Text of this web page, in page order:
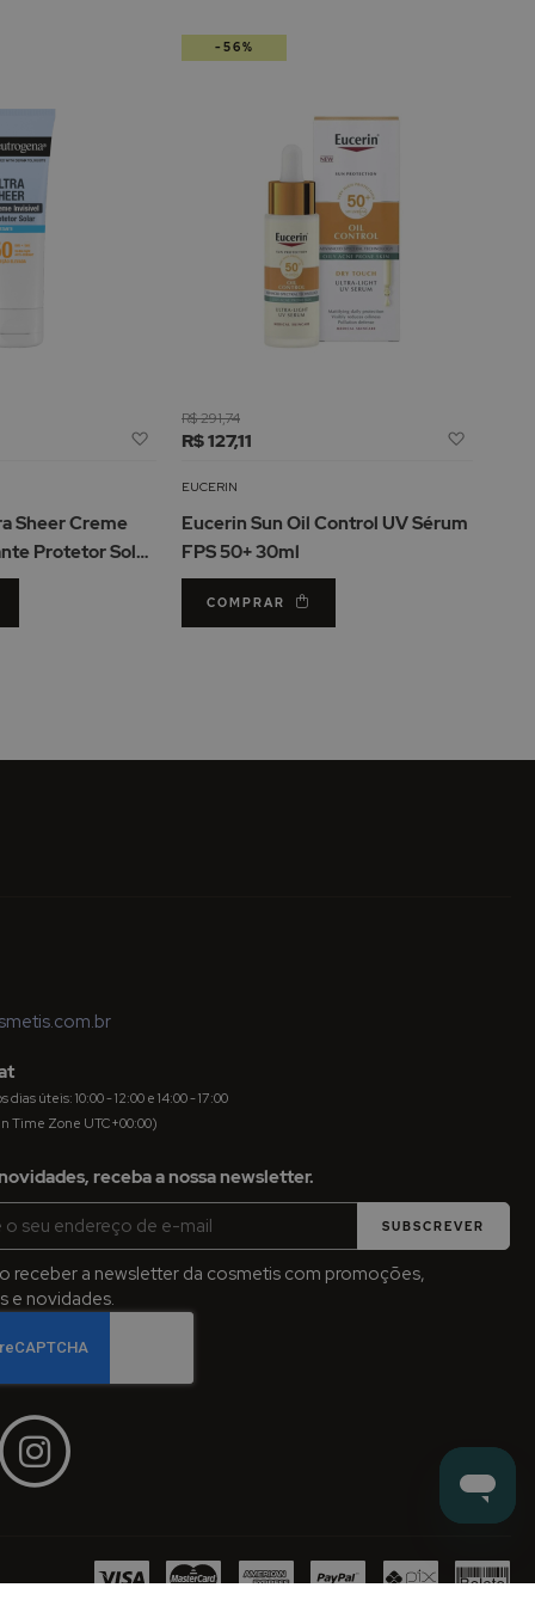
Adicionar
Lista
Desejos
Sheer Creme
Protetor Solar
R$ 127,11
R$ 291,74
EUCERIN
Eucerin Sun Oil Control UV Sérum
FPS 50+ 30ml
COMPRAR
-56%
úteis: 10:00 - 12:00 e 14:00 - 17:00
Time Zone UTC+00:00)
receba a nossa newsletter.
SUBSCREVER
receber a newsletter da cosmetis com promoções,
e novidades.